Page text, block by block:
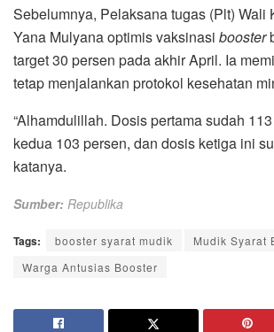
Sebelumnya, Pelaksana tugas (Plt) Wali
Yana Mulyana optimis vaksinasi booster
target 30 persen pada akhir April. Ia
tetap menjalankan protokol kesehatan
“Alhamdulillah. Dosis pertama sudah
kedua 103 persen, dan dosis ketiga ini
katanya.
Sumber: Republika
Tags: booster syarat mudik
Mudik Syarat
Warga Antusias Booster